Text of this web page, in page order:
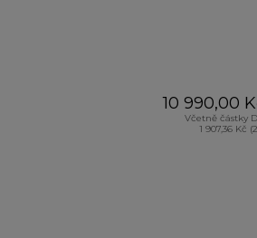
10 990,00
Včetně částky
1 907,36 Kč